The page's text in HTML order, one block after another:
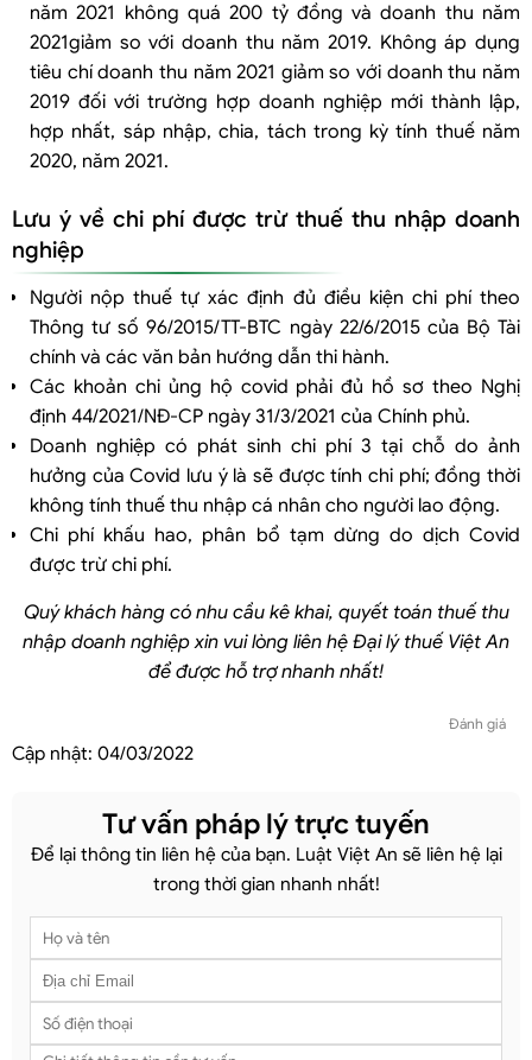
năm 2021 không quá 200 tỷ đồng và doanh thu năm
2021giảm so với doanh thu năm 2019. Không áp dụng
tiêu chí doanh thu năm 2021 giảm so với doanh thu năm
2019 đối với trường hợp doanh nghiệp mới thành lập,
hợp nhất, sáp nhập, chia, tách trong kỳ tính thuế năm
2020, năm 2021.
Lưu ý về chi phí được trừ thuế thu nhập doanh
nghiệp
Người nộp thuế tự xác định đủ điều kiện chi phí theo
Thông tư số 96/2015/TT-BTC ngày 22/6/2015 của Bộ Tài
chính và các văn bản hướng dẫn thi hành.
Các khoản chi ủng hộ covid phải đủ hồ sơ theo Nghị
định 44/2021/NĐ-CP ngày 31/3/2021 của Chính phủ.
Doanh nghiệp có phát sinh chi phí 3 tại chỗ do ảnh
hưởng của Covid lưu ý là sẽ được tính chi phí; đồng thời
không tính thuế thu nhập cá nhân cho người lao động.
Chi phí khấu hao, phân bổ tạm dừng do dịch Covid
được trừ chi phí.
Quý khách hàng có nhu cầu kê khai, quyết toán thuế thu
nhập doanh nghiệp xin vui lòng liên hệ Đại lý thuế Việt An
để được hỗ trợ nhanh nhất!
Đánh giá
Cập nhật: 04/03/2022
Tư vấn pháp lý trực tuyến
Để lại thông tin liên hệ của bạn. Luật Việt An sẽ liên hệ lại
trong thời gian nhanh nhất!